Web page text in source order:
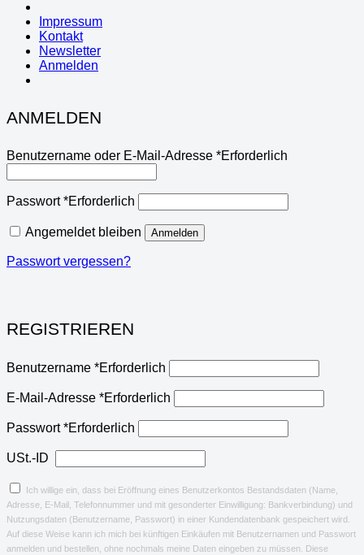
Impressum
Kontakt
Newsletter
Anmelden
ANMELDEN
Benutzername oder E-Mail-Adresse *Erforderlich
Passwort*Erforderlich
Angemeldet bleiben Anmelden
Passwort vergessen?
REGISTRIEREN
Benutzername *Erforderlich
E-Mail-Adresse *Erforderlich
Passwort*Erforderlich
USt.-ID
Ich willige ein, dass bei Eröffnung eines Benutzerkontos Bestandsdaten (Name,
Adresse, E-Mail, Telefonnummer und mit gesonderter Einwilligung: Bankverbindung) und
Nutzungsdaten (Benutzername, Passwort) in einer Kundendatenbank gespeichert wird.
Auf diese Weise kann ich mich bei künftigen Einkäufen mit Benutzernamen und Passwort
anmelden und bestellen, ohne nochmals meine Daten eingeben zu müssen. Diese